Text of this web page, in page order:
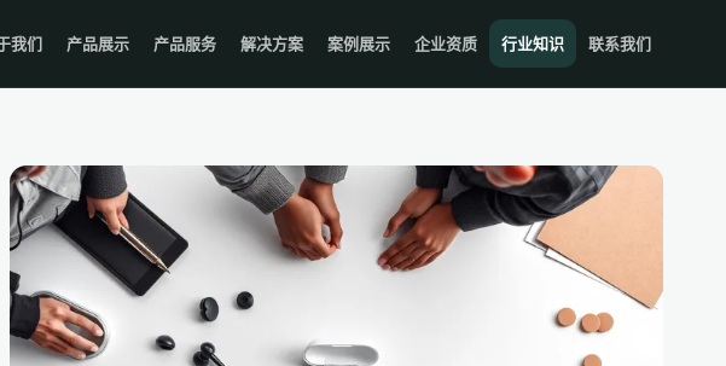
我们 产品展示 产品服务 解决方案 案例展示 企业资质 行业知识 联系我们